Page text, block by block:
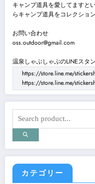
キャンプ道具を愛してますと
らキャンプ道具をコレクショ
お問い合わせ
oss.outdoor@gmail.com
温泉しゃぶしゃぶのLINEスタ
https://store.line.me/
https://store.line.me/
カテゴリー